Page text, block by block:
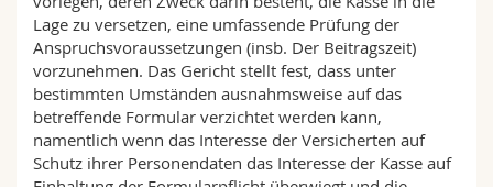
Lage zu versetzen, eine umfassende Prüfung der
Anspruchsvoraussetzungen (insb. Der Beitragszeit)
vorzunehmen. Das Gericht stellt fest, dass unter
bestimmten Umständen ausnahmsweise auf das
betreffende Formular verzichtet werden kann,
namentlich wenn das Interesse der Versicherten auf
Schutz ihrer Personendaten das Interesse der Kasse auf